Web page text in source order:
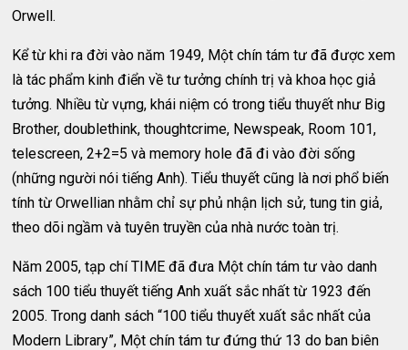
Orwell.
Kể từ khi ra đời vào năm 1949, Một chín tám tư đã được xem
là tác phẩm kinh điển về tư tưởng chính trị và khoa học giả
tưởng. Nhiều từ vựng, khái niệm có trong tiểu thuyết như Big
Brother, doublethink, thoughtcrime, Newspeak, Room 101,
telescreen, 2+2=5 và memory hole đã đi vào đời sống
(những người nói tiếng Anh). Tiểu thuyết cũng là nơi phổ biến
tính từ Orwellian nhằm chỉ sự phủ nhận lịch sử, tung tin giả,
theo dõi ngầm và tuyên truyền của nhà nước toàn trị.
Năm 2005, tạp chí TIME đã đưa Một chín tám tư vào danh
sách 100 tiểu thuyết tiếng Anh xuất sắc nhất từ 1923 đến
2005. Trong danh sách “100 tiểu thuyết xuất sắc nhất của
Modern Library”, Một chín tám tư đứng thứ 13 do ban biên